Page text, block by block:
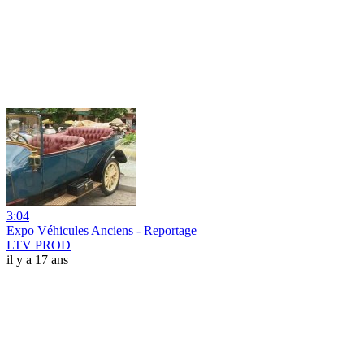
3:04
Expo Véhicules Anciens - Reportage
LTV PROD
il y a 17 ans